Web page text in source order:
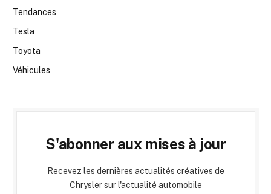
Tendances
Tesla
Toyota
Véhicules
S'abonner aux mises à jour
Recevez les dernières actualités créatives de
Chrysler sur l'actualité automobile